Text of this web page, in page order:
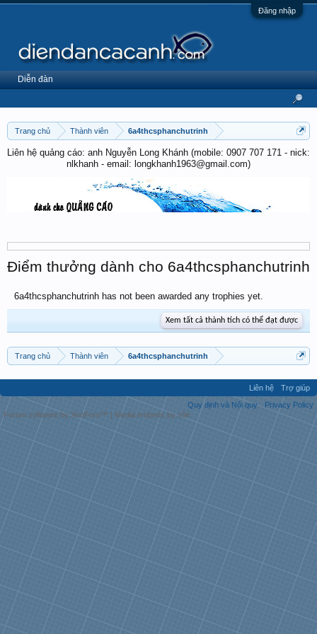
Đăng nhập
Trang chủ Thành viên 6a4thcsphanchutrinh
Liên hệ quảng cáo: anh Nguyễn Long Khánh (mobile: 0907 707 171 - nick:
nlkhanh - email: longkhanh1963@gmail.com)
Điểm thưởng dành cho 6a4thcsphanchutrinh
6a4thcsphanchutrinh has not been awarded any trophies yet.
Xem tất cả thành tích có thể đạt được
Trang chủ Thành viên 6a4thcsphanchutrinh
Diễn đàn
Liên hệ
Trợ giúp
Quy định và Nội quy
Privacy Policy
Forum software by XenForo™ | Media embeds by s9e